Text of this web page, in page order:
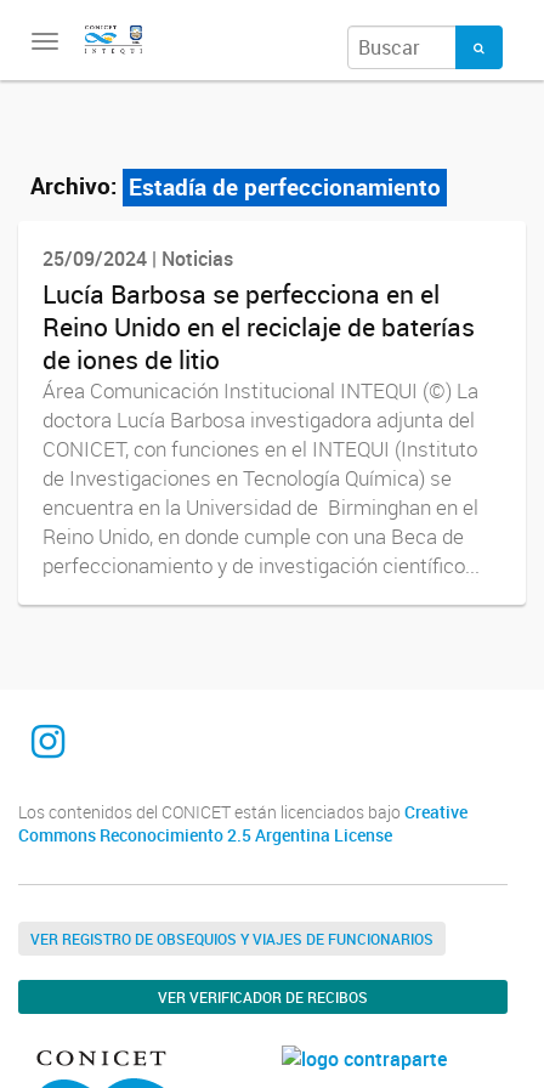
Toggle
Archivo: Estadía de perfeccionamiento
25/09/2024 | Noticias
Lucía Barbosa se perfecciona en el
Reino Unido en el reciclaje de baterías
de iones de litio
Área Comunicación Institucional INTEQUI (©) La
doctora Lucía Barbosa investigadora adjunta del
CONICET, con funciones en el INTEQUI (Instituto
de Investigaciones en Tecnología Química) se
encuentra en la Universidad de Birminghan en el
Reino Unido, en donde cumple con una Beca de
perfeccionamiento y de investigación científico...
INTEQUI
Los contenidos del CONICET están licenciados bajo Creative
Commons Reconocimiento 2.5 Argentina License
VER REGISTRO DE OBSEQUIOS Y VIAJES DE FUNCIONARIOS
VER VERIFICADOR DE RECIBOS